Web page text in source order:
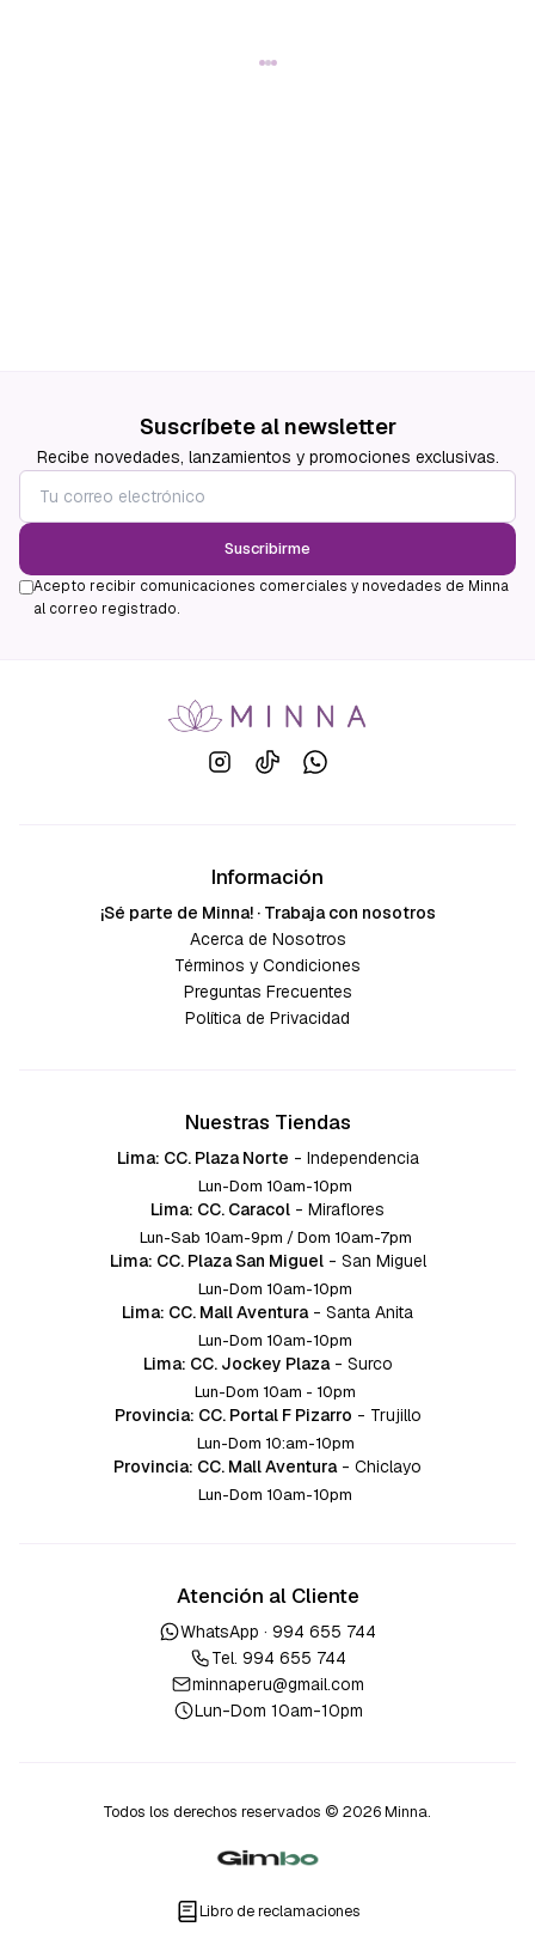
Suscríbete al newsletter
Recibe novedades, lanzamientos y promociones exclusivas.
Suscribirme
Acepto recibir comunicaciones comerciales y novedades de Minna
al correo registrado.
Información
¡Sé parte de Minna! · Trabaja con nosotros
Acerca de Nosotros
Términos y Condiciones
Preguntas Frecuentes
Política de Privacidad
Nuestras Tiendas
Lima: CC. Plaza Norte - Independencia
Lun-Dom 10am-10pm
Lima: CC. Caracol - Miraflores
Lun-Sab 10am-9pm / Dom 10am-7pm
Lima: CC. Plaza San Miguel - San Miguel
Lun-Dom 10am-10pm
Lima: CC. Mall Aventura - Santa Anita
Lun-Dom 10am-10pm
Lima: CC. Jockey Plaza - Surco
Lun-Dom 10am - 10pm
Provincia: CC. Portal F Pizarro - Trujillo
Lun-Dom 10:am-10pm
Provincia: CC. Mall Aventura - Chiclayo
Lun-Dom 10am-10pm
Atención al Cliente
WhatsApp · 994 655 744
Tel. 994 655 744
minnaperu@gmail.com
Lun-Dom 10am-10pm
Todos los derechos reservados © 2026 Minna.
Libro de reclamaciones